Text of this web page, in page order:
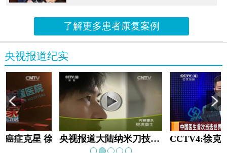
了解更多患者康复案例
央视报道纪实
癌症克星 徐克成 央视报道大陆纳米刀技术手术：绝境重生